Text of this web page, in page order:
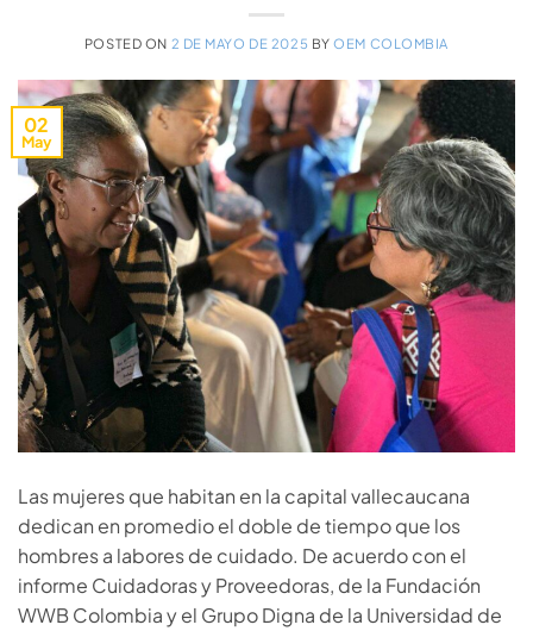
POSTED ON 2 DE MAYO DE 2025 BYOEM COLOMBIA
02
May
Las mujeres que habitan en la capital vallecaucana
dedican en promedio el doble de tiempo que los
hombres a labores de cuidado. De acuerdo con el
informe Cuidadoras y Proveedoras, de la Fundación
WWB Colombia y el Grupo Digna de la Universidad de